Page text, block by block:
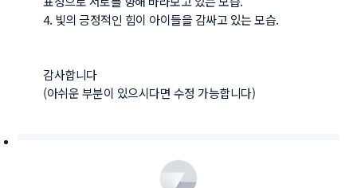
4. 빛의 긍정적인 힘이 아이들을 감싸고 있는 모습.
감사합니다
(아쉬운 부분이 있으시다면 수정 가능합니다)